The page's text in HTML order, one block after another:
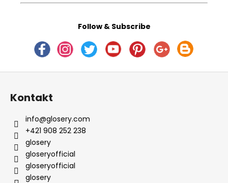
Follow & Subscribe
Z
Kontakt
info@glosery.com
+421 908 252 238
glosery
gloseryofficial
gloseryofficial
glosery